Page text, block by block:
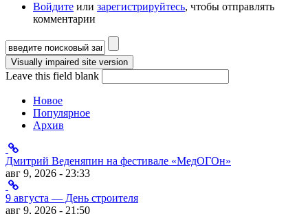
Войдите или зарегистрируйтесь, чтобы отправлять
комментарии
Форма поиска
Leave this field blank
Новое
Популярное
Архив
Дмитрий Веденяпин на фестивале «МедОГОн»
авг 9, 2026 - 23:33
9 августа — День строителя
авг 9, 2026 - 21:50